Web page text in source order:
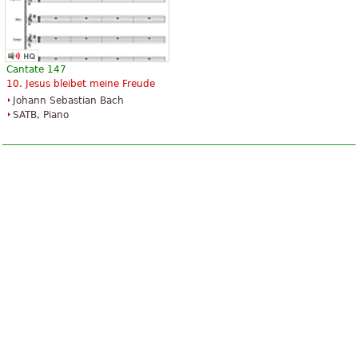
Cantate 147
10. Jesus bleibet meine Freude
Johann Sebastian Bach
SATB, Piano